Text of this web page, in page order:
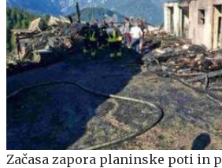
Začasa zapora planinske poti in